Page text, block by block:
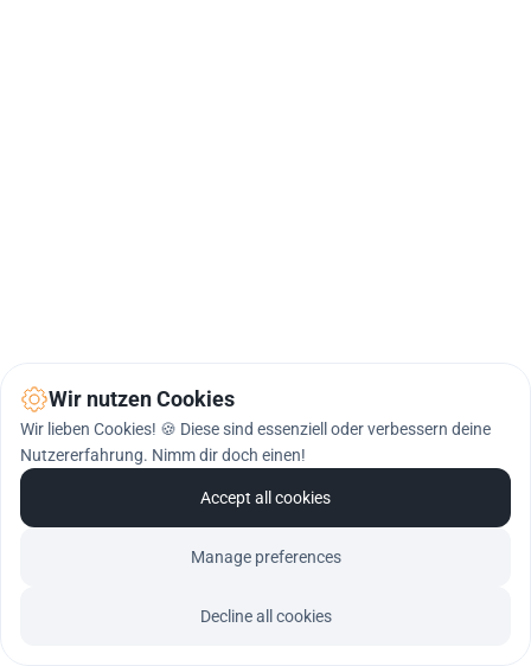
Wir nutzen Cookies
Wir lieben Cookies! 🍪 Diese sind essenziell oder verbessern deine
Nutzererfahrung. Nimm dir doch einen!
Decline all cookies
Manage preferences
Accept all cookies